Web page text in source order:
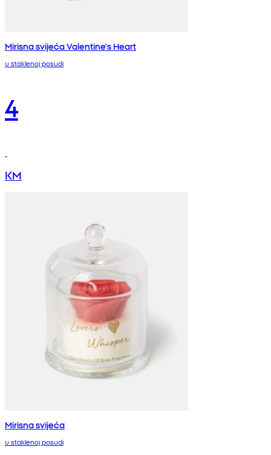
Mirisna svijeća Valentine's Heart
u staklenoj posudi
4
KM
Mirisna svijeća
u staklenoj posudi